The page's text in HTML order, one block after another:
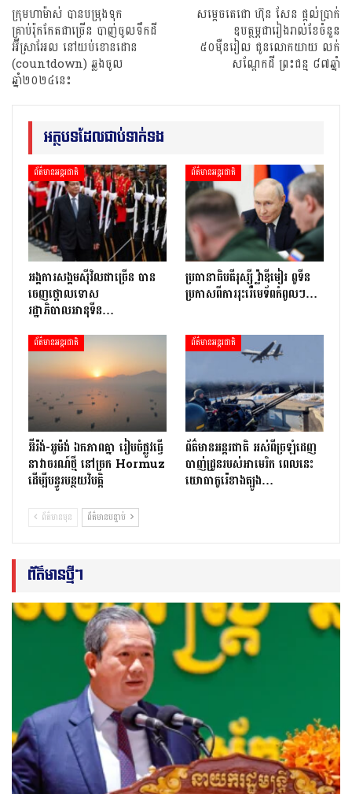
ក្រុមហាម៉ាស់ បានបម្រុងទុក
គ្រាប់រ៉ុកកែតជាច្រើន បាញ់ចូលទឹកដី
អ៊ីស្រាអែល នៅយប់ខោនដោន
(countdown) ឆ្លងចូល
ឆ្នាំ២០២៤នេះ
សម្តេចតេជោ ហ៊ុន សែន ផ្តល់ប្រាក់
ឧបត្ថម្ភជារៀងរាល់ខែចំនួន
៥០ម៉ឺនរៀល ជូនលោកយាយ លក់
សណ្តែកដី ព្រះជន្ម ៨៧ឆ្នាំ
អត្ថបទដែលជាប់ទាក់ទង
ព័ត៌មានអន្តរជាតិ
អង្គការសង្គមស៊ីវិលជាច្រើន បាន
ចេញថ្កោលទោស
រដ្ឋាភិបាលអានុទីន…
ព័ត៌មានអន្តរជាតិ
ប្រធានាធិបតីរុស្ស៊ី វ្ល៉ាឌីមៀរ ពូទីន
ប្រកាសពីការរុះរើមេទ័ពកំពូលៗ…
ព័ត៌មានអន្តរជាតិ
អ៊ីរ៉ង់-អូម៉ង់ ឯកភាពគ្នា រៀបចំផ្លូវធ្វើ
នាវាចរណ៍ថ្មី នៅច្រក Hormuz
ដើម្បីបន្ធូរបន្ថយវិបត្តិ
ព័ត៌មានអន្តរជាតិ
ព័ត៌មានអន្ដរជាតិ អស់ពីច្រឡំដេញ​
បាញ់ដ្រូនរបស់​អាមេរិក ពេលនេះ​
យោធាកូរ៉េខាងត្បូង…
ព័ត៌មានមុន ព័ត៌មានបន្ទាប់
ព័ត៌មានថ្មីៗ